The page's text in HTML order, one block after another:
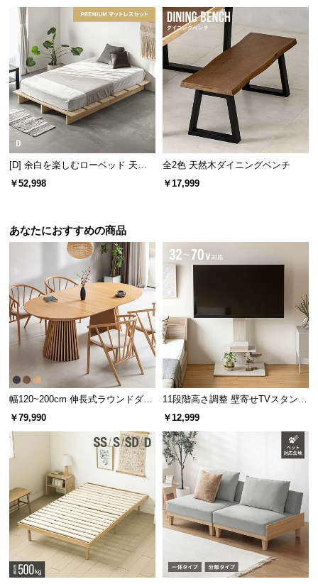
て
会
員
規
約
に
い
て
お
ポ
ー
ト
知
ら
せ
ロ
グ
企
業
さっと拭くだけ簡単お手入れ
木材とは違い汚れてもシミになりにくく、さっと乾
拭きするだけでOKなのでお手入れが簡単です。
床面に優しい保護パーツ
脚の底面に樹脂製の保護パーツが付いているため、
床への傷付きや凹みの心配がありません。
[D] 余白を楽しむローベッド 天然
木調 ステージベッド プレミアムマ
ットレス付き
￥52,998
全2色 天然木ダイニングベンチ
￥17,999
あなたにおすすめの商品
幅120~200cm 伸長式ラウンドダイ
ニングテーブル 6人掛け 天然木突
￥79,990
11段階高さ調整 壁寄せTVスタンド
キャスター付き 上下左右角度調節
￥12,999